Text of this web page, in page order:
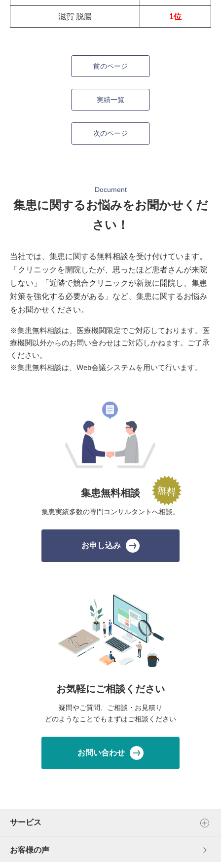
滋賀 脱腸 1位
前のページ
実績一覧
次のページ
Document
集患に関するお悩みをお聞かせくだ
さい！
当社では、集患に関する無料相談を受け付けています。
「クリニックを開院したが、思ったほど患者さんが来院
しない」「近隣で競合クリニックが新規に開院し、集患
対策を強化する必要がある」など、集患に関するお悩み
をお聞かせください。
※集患無料相談は、医療機関限定でご対応しております。医
療機関以外からのお問い合わせはご対応しかねます。ご了承
ください。
※集患無料相談は、Web会議システムを用いて行います。
集患無料相談
集患実績多数の専門コンサルタントへ相談。
お申し込み
お気軽にご相談ください
疑問やご質問、ご相談・お見積り
どのようなことでもまずはご相談ください
お問い合わせ
サービス
お客様の声